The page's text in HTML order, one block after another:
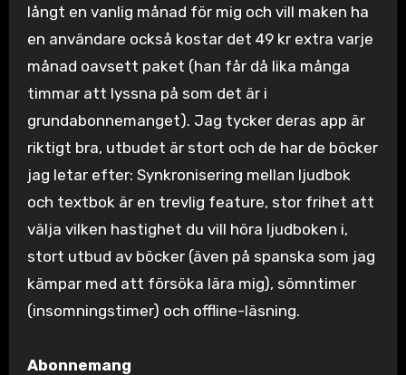
långt en vanlig månad för mig och vill maken ha
en användare också kostar det 49 kr extra varje
månad oavsett paket (han får då lika många
timmar att lyssna på som det är i
grundabonnemanget). Jag tycker deras app är
riktigt bra, utbudet är stort och de har de böcker
jag letar efter: Synkronisering mellan ljudbok
och textbok är en trevlig feature, stor frihet att
välja vilken hastighet du vill höra ljudboken i,
stort utbud av böcker (även på spanska som jag
kämpar med att försöka lära mig), sömntimer
(insomningstimer) och offline-läsning.
Abonnemang